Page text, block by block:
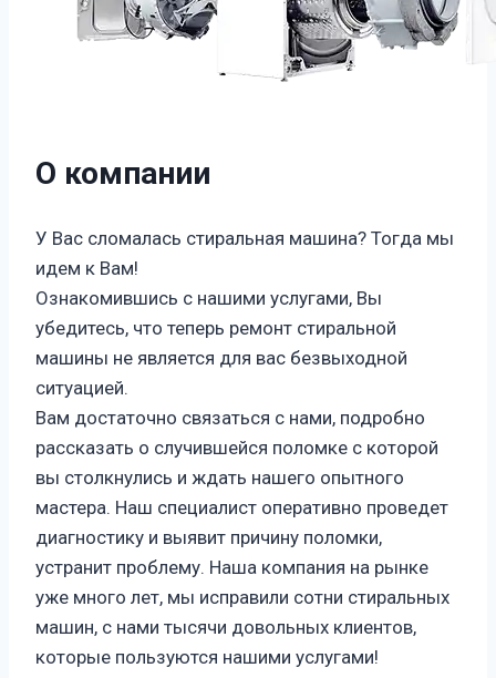
О компании
У Вас сломалась стиральная машина? Тогда мы
идем к Вам!
Ознакомившись с нашими услугами, Вы
убедитесь, что теперь ремонт стиральной
машины не является для вас безвыходной
ситуацией.
Вам достаточно связаться с нами, подробно
рассказать о случившейся поломке с которой
вы столкнулись и ждать нашего опытного
мастера. Наш специалист оперативно проведет
диагностику и выявит причину поломки,
устранит проблему. Наша компания на рынке
уже много лет, мы исправили сотни стиральных
машин, с нами тысячи довольных клиентов,
которые пользуются нашими услугами!